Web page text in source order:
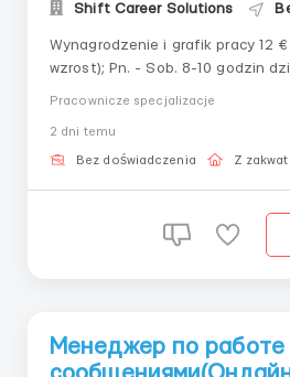
Shift Career Solutions
Wynagrodzenie i grafik pracy 12 € za godzinę (+ dalszy
wzrost); Pn. - Sob. 8-10 godzin dziennie;
pomocnicze na dachu. Wymagania Doświadczenie na
budowie (mile
Pracownicze specjalizacje
2 dni temu
Bez doświadczenia Z
Менеджер по работе